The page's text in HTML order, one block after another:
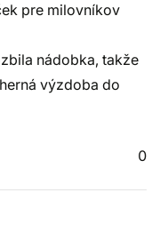
pre milovníkov
nádobka, takže
výzdoba do
0